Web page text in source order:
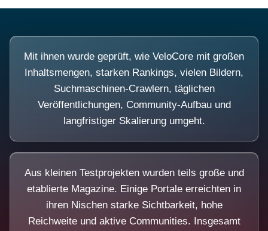
Mit ihnen wurde geprüft, wie VeloCore mit großen
Inhaltsmengen, starken Rankings, vielen Bildern,
Suchmaschinen-Crawlern, täglichen
Veröffentlichungen, Community-Aufbau und
langfristiger Skalierung umgeht.
Aus kleinen Testprojekten wurden teils große und
etablierte Magazine. Einige Portale erreichten in
ihren Nischen starke Sichtbarkeit, hohe
Reichweite und aktive Communities. Insgesamt